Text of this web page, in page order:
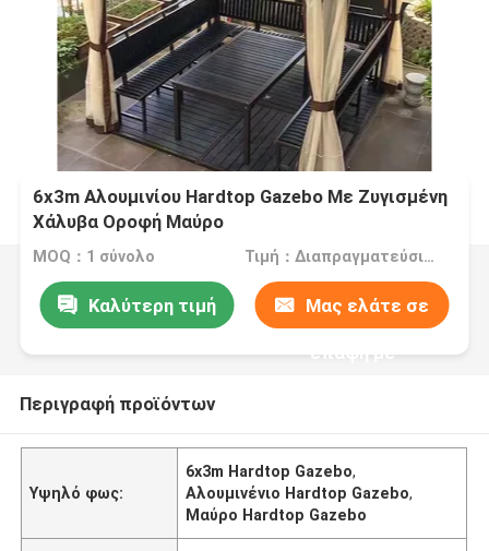
6x3m Αλουμινίου Hardtop Gazebo Με Ζυγισμένη
Χάλυβα Οροφή Μαύρο
MOQ：1 σύνολο Τιμή：Διαπραγματεύσιμα
Καλύτερη τιμή Μας ελάτε σε
επαφή με
Περιγραφή προϊόντων
Υψηλό φως:
6x3m Hardtop Gazebo,
Αλουμινένιο Hardtop Gazebo,
Μαύρο Hardtop Gazebo